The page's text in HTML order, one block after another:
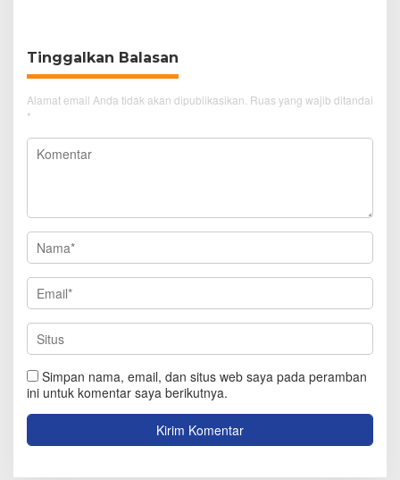
Tinggalkan Balasan
Alamat email Anda tidak akan dipublikasikan. Ruas yang wajib ditandai
*
Simpan nama, email, dan situs web saya pada peramban
ini untuk komentar saya berikutnya.